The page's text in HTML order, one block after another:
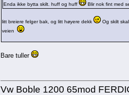
Enda ikke bytta skilt. huff og huff
Blir nok fint med
litt breiere felger bak, og litt høyere dekk
Og skilt
veien
Bare tuller
Vw Boble 1200 65mod